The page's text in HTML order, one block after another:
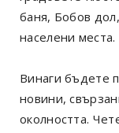
баня, Бобов
населени места.
Винаги бъдете
новини,
околността.